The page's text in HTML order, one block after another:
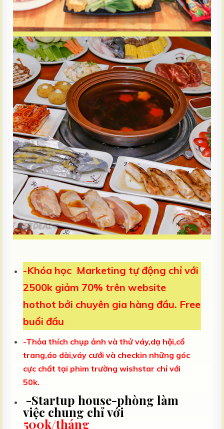
-Khóa học Marketing tự động chỉ với
2500k giảm 70% trên website
hothot bởi chuyên gia hàng đầu. Free
buổi đầu
-Thỏa thích chụp ảnh và thử váy,dạ hội,cổ
trang,áo dài,váy cưới và checkin những góc
cực chất tại phim trường wishstar chỉ với
50k.
-Startup house-phòng làm
việc chung chỉ với
500k/tháng